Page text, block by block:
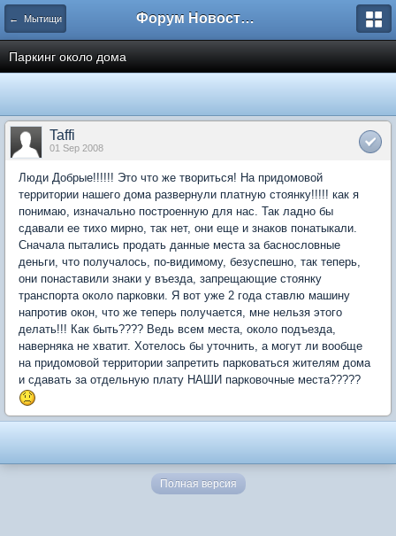
← Мытищи Форум Новостройки
Паркинг около дома
Taffi
01 Sep 2008
Люди Добрые!!!!!! Это что же твориться! На придомовой
территории нашего дома развернули платную стоянку!!!!! как я
понимаю, изначально построенную для нас. Так ладно бы
сдавали ее тихо мирно, так нет, они еще и знаков понатыкали.
Сначала пытались продать данные места за баснословные
деньги, что получалось, по-видимому, безуспешно, так теперь,
они понаставили знаки у въезда, запрещающие стоянку
транспорта около парковки. Я вот уже 2 года ставлю машину
напротив окон, что же теперь получается, мне нельзя этого
делать!!! Как быть???? Ведь всем места, около подъезда,
наверняка не хватит. Хотелось бы уточнить, а могут ли вообще
на придомовой территории запретить парковаться жителям дома
и сдавать за отдельную плату НАШИ парковочные места?????
Полная версия